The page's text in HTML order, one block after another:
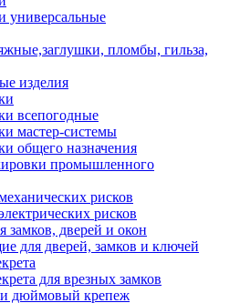
универсальные
пломбы, гильза,
изделия
всепогодные
мастер-системы
общего назначения
промышленного
рисков
рисков
замков, дверей и окон
для дверей, замков и ключей
для врезных замков
дюймовый крепеж